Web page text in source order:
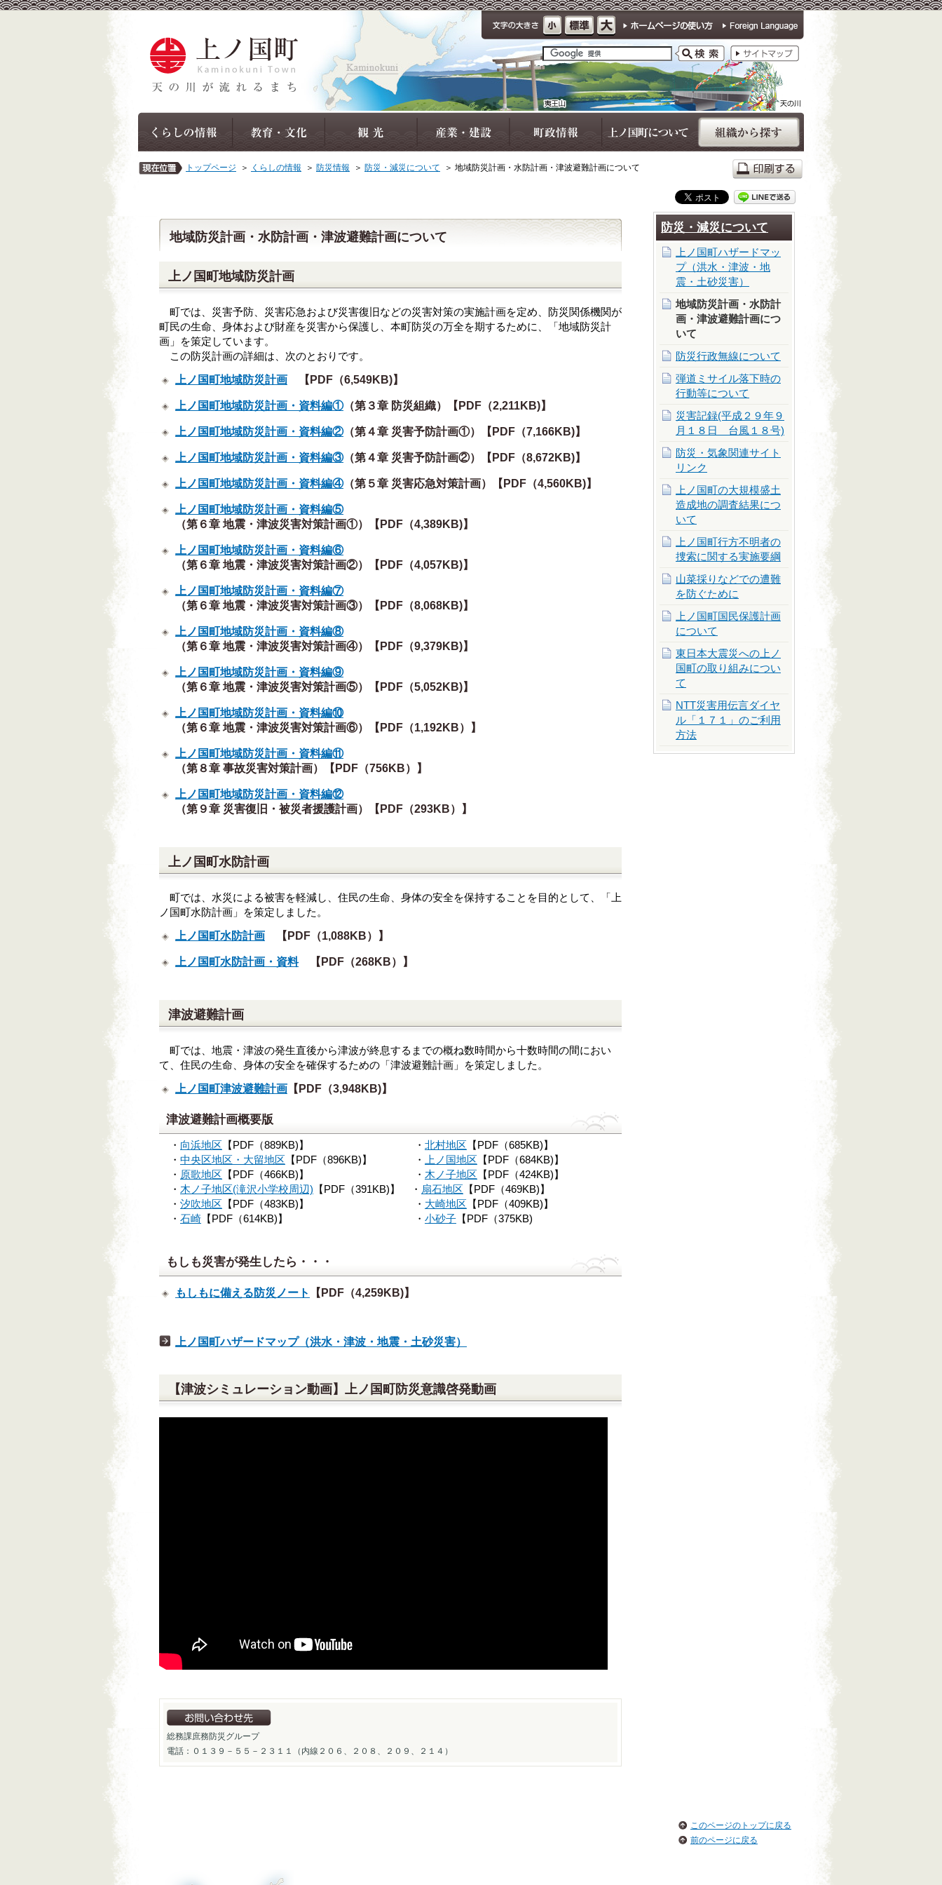
トップページ ＞ くらしの情報 ＞ 防災情報 ＞ 防災・減災について ＞ 地域防災計画・水防計画・津波避難計画について
地域防災計画・水防計画・津波避難計画について
上ノ国町地域防災計画
町では、災害予防、災害応急および災害復旧などの災害対策の実施計画を定め、防災関係機関が
町民の生命、身体および財産を災害から保護し、本町防災の万全を期するために、「地域防災計
画」を策定しています。
この防災計画の詳細は、次のとおりです。
上ノ国町地域防災計画 【PDF（6,549KB)】
上ノ国町地域防災計画・資料編①（第３章 防災組織）【PDF（2,211KB)】
上ノ国町地域防災計画・資料編②（第４章 災害予防計画①）【PDF（7,166KB)】
上ノ国町地域防災計画・資料編③（第４章 災害予防計画②）【PDF（8,672KB)】
上ノ国町地域防災計画・資料編④（第５章 災害応急対策計画）【PDF（4,560KB)】
上ノ国町地域防災計画・資料編⑤
（第６章 地震・津波災害対策計画①）【PDF（4,389KB)】
上ノ国町地域防災計画・資料編⑥
（第６章 地震・津波災害対策計画②）【PDF（4,057KB)】
上ノ国町地域防災計画・資料編⑦
（第６章 地震・津波災害対策計画③）【PDF（8,068KB)】
上ノ国町地域防災計画・資料編⑧
（第６章 地震・津波災害対策計画④）【PDF（9,379KB)】
上ノ国町地域防災計画・資料編⑨
（第６章 地震・津波災害対策計画⑤）【PDF（5,052KB)】
上ノ国町地域防災計画・資料編⑩
（第６章 地震・津波災害対策計画⑥）【PDF（1,192KB）】
上ノ国町地域防災計画・資料編⑪
（第８章 事故災害対策計画）【PDF（756KB）】
上ノ国町地域防災計画・資料編⑫
（第９章 災害復旧・被災者援護計画）【PDF（293KB）】
上ノ国町水防計画
町では、 水災による被害を軽減し、 住民の生命、身体の安全を保持することを目的として、「上
ノ国町水防計画」を策定しました。
上ノ国町水防計画 【PDF（1,088KB）】
上ノ国町水防計画・資料【PDF（268KB）】
津波避難計画
町では、地震・津波の発生直後から津波が終息するまでの概ね数時間から十数時間の間におい
て、住民の生命、身体の安全を確保するための「津波避難計画」を策定しました。
上ノ国町津波避難計画 【PDF（3,948KB)】
津波避難計画概要版
・ 向浜地区 【PDF（889KB)】 ・ 北村地区 【PDF（685KB)】
・ 中央区地区・大留地区 【PDF（896KB)】 ・ 上ノ国地区 【PDF（684KB)】
・ 原歌地区 【PDF（466KB)】 ・ 木ノ子地区 【PDF（424KB)】
・ 木ノ子地区(滝沢小学校周辺) 【PDF（391KB)】 ・ 扇石地区 【PDF（469KB)】
・ 汐吹地区 【PDF（483KB)】 ・ 大崎地区 【PDF（409KB)】
・ 石崎 【PDF（614KB)】 ・ 小砂子 【PDF（375KB)
もしも災害が発生したら・・・
もしもに備える防災ノート 【PDF（4,259KB)】
上ノ国町ハザードマップ（洪水・津波・地震・土砂災害）
【津波シミュレーション動画】上ノ国町防災意識啓発動画
総務課庶務防災グループ
電話：０１３９－５５－２３１１（内線２０６、２０８、２０９、２１４）
防災・減災について
上ノ国町ハザードマッ
プ（洪水・津波・地
震・土砂災害）
地域防災計画・水防計
画・津波避難計画につ
いて
防災行政無線について
弾道ミサイル落下時の
行動等について
災害記録(平成２９年９
月１８日 台風１８号)
防災・気象関連サイト
リンク
上ノ国町の大規模盛土
造成地の調査結果につ
いて
上ノ国町行方不明者の
捜索に関する実施要綱
山菜採りなどでの遭難
を防ぐために
上ノ国町国民保護計画
について
東日本大震災への上ノ
国町の取り組みについ
て
NTT災害用伝言ダイヤ
ル「１７１」のご利用
方法
このページのトップに戻る
前のページに戻る